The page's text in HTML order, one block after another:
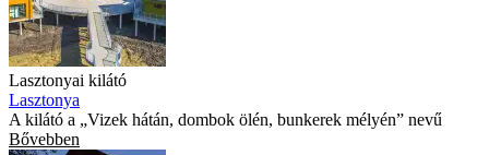
Lasztonyai kilátó
Lasztonya
A kilátó a „Vizek hátán, dombok ölén, bunkerek mélyén” nevű
Bővebben